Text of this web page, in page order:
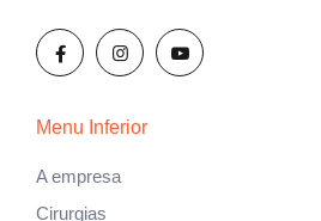
Menu Inferior
A empresa
Cirurgias